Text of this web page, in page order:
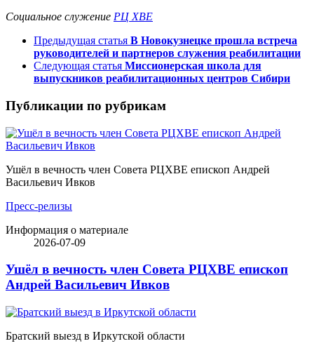
Социальное служение РЦ ХВЕ
Предыдущая статья В Новокузнецке прошла встреча
руководителей и партнеров служения реабилитации
Следующая статья Миссионерская школа для
выпускников реабилитационных центров Сибири
Публикации по рубрикам
Ушёл в вечность член Совета РЦХВЕ епископ Андрей
Васильевич Ивков
Пресс-релизы
Информация о материале
2026-07-09
Ушёл в вечность член Совета РЦХВЕ епископ
Андрей Васильевич Ивков
Братский выезд в Иркутской области